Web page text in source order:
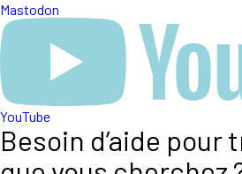
Mastodon
YouTube
Besoin d’aide pour